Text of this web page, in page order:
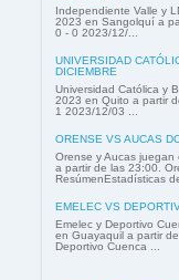
Independiente Valle y
2023 en Sangolquí a
0 - 0 2023/12/...
UNIVERSIDAD
DICIEMBRE
Universidad Católica y
2023 en Quito a partir
1 2023/12/03 ...
ORENSE VS AUCAS
Orense y Aucas
a partir de las 23:00.
ResúmenEstadísticas
EMELEC VS
Emelec y Deportivo
en Guayaquil a partir
Deportivo Cuenca ...